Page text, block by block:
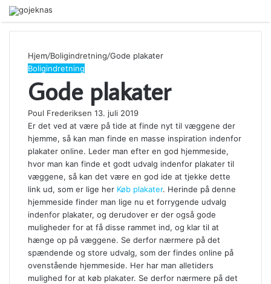
Menu
Hjem/Boligindretning/Gode plakater
Boligindretning
Gode plakater
Poul Frederiksen 13. juli 2019
Er det ved at være på tide at finde nyt til væggene der
hjemme, så kan man finde en masse inspiration indenfor
plakater online. Leder man efter en god hjemmeside,
hvor man kan finde et godt udvalg indenfor plakater til
væggene, så kan det være en god ide at tjekke dette
link ud, som er lige her Køb plakater. Herinde på denne
hjemmeside finder man lige nu et forrygende udvalg
indenfor plakater, og derudover er der også gode
muligheder for at få disse rammet ind, og klar til at
hænge op på væggene. Se derfor nærmere på det
spændende og store udvalg, som der findes online på
ovenstående hjemmeside. Her har man alletiders
mulighed for at køb plakater. Se derfor nærmere på det